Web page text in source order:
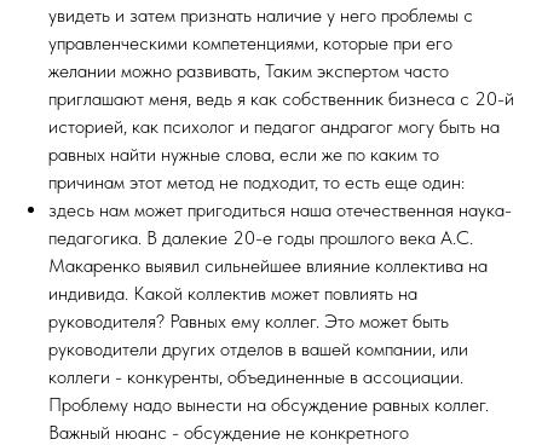
увидеть и затем признать наличие у него проблемы с
управленческими компетенциями, которые при его
желании можно развивать, Таким экспертом часто
приглашают меня, ведь я как собственник бизнеса с 20-й
историей, как психолог и педагог андрагог могу быть на
равных найти нужные слова, если же по каким то
причинам этот метод не подходит, то есть еще один:
здесь нам может пригодиться наша отечественная наука-
педагогика. В далекие 20-е годы прошлого века А.С.
Макаренко выявил сильнейшее влияние коллектива на
индивида. Какой коллектив может повлиять на
руководителя? Равных ему коллег. Это может быть
руководители других отделов в вашей компании, или
коллеги - конкуренты, объединенные в ассоциации.
Проблему надо вынести на обсуждение равных коллег.
Важный нюанс - обсуждение не конкретного